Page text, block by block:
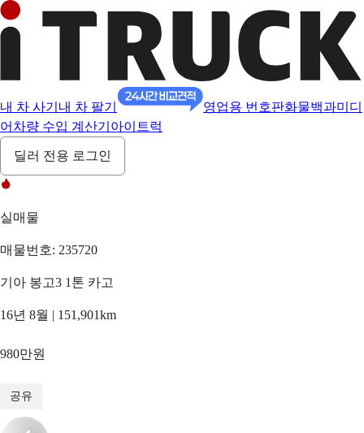
내 차 사기 내 차 팔기 영업용 번호판화물백과미디
어 차량 수입 계산기 아이트럭
딜러 전용 로그인
실매물
매물번호: 235720
기아 봉고3 1톤 카고
16년 8월 | 151,901km
980만원
공유
/19